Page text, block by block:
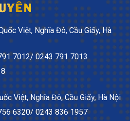
Việt, Nghĩa Đô, Cầu Giấy, Hà
7012/ 0243 791 7013
Việt, Nghĩa Đô, Cầu Giấy, Hà Nội
6320/ 0243 836 1957